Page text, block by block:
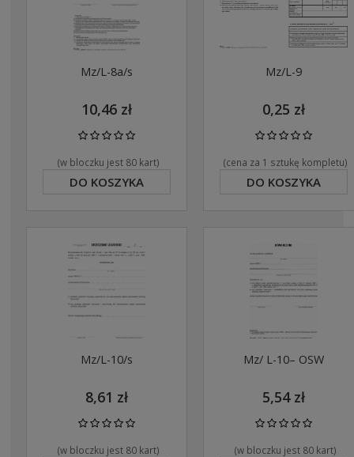
Mz/L-8a/s
10,46 zł
(w bloczku jest 80 kart)
DO KOSZYKA
Mz/L-9
0,25 zł
(cena za 1 sztukę kompletu)
DO KOSZYKA
Mz/L-10/s
8,61 zł
(w bloczku jest 80 kart)
Mz/ L-10– OSW
5,54 zł
(w bloczku jest 80 kart)